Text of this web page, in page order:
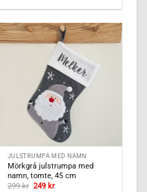
priset
299 kr.
priset
249 kr.
JULSTRUMPA MED NAMN
Mörkgrå julstrumpa med
namn, tomte, 45 cm
299kr Det
249 krDet